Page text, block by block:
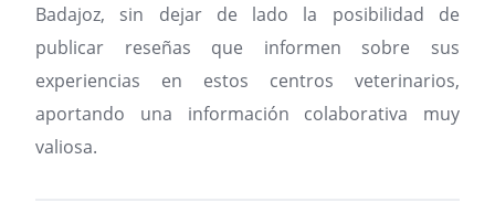
Badajoz, sin dejar de lado la posibilidad de
publicar reseñas que informen sobre sus
experiencias en estos centros veterinarios,
aportando una información colaborativa muy
valiosa.